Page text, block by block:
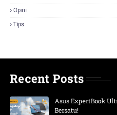
Opini
Tips
Recent Posts
Asus ExpertBook
Bersatu!